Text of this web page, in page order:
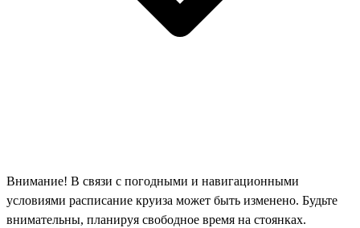
Внимание! В связи с погодными и навигационными
условиями расписание круиза может быть изменено. Будьте
внимательны, планируя свободное время на стоянках.